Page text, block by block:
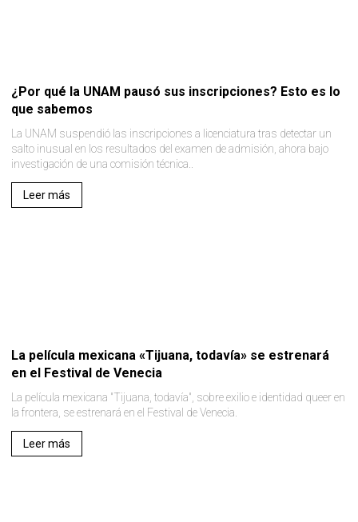
¿Por qué la UNAM pausó sus inscripciones? Esto es lo
que sabemos
La UNAM suspendió las inscripciones a licenciatura tras detectar un
salto inusual en los resultados del examen de admisión, ahora bajo
investigación de una comisión técnica..
Leer más
La película mexicana «Tijuana, todavía» se estrenará
en el Festival de Venecia
La película mexicana "Tijuana, todavía", sobre exilio e identidad queer en
la frontera, se estrenará en el Festival de Venecia.
Leer más